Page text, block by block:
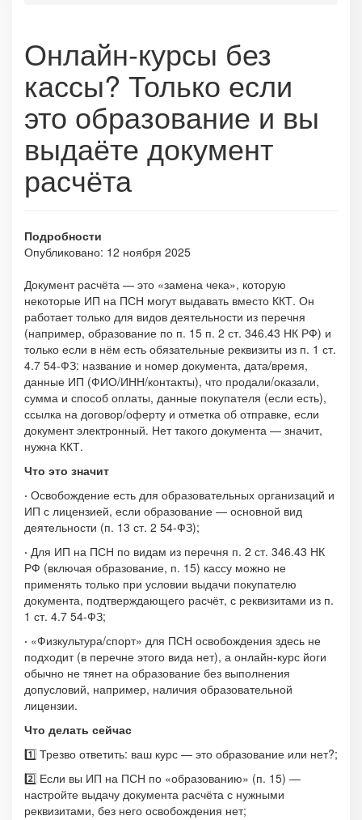
Онлайн-курсы без
кассы? Только если
это образование и вы
выдаёте документ
расчёта
Подробности
Опубликовано: 12 ноября 2025
Документ расчёта — это «замена чека», которую
некоторые ИП на ПСН могут выдавать вместо ККТ. Он
работает только для видов деятельности из перечня
(например, образование по п. 15 п. 2 ст. 346.43 НК РФ) и
только если в нём есть обязательные реквизиты из п. 1 ст.
4.7 54-ФЗ: название и номер документа, дата/время,
данные ИП (ФИО/ИНН/контакты), что продали/оказали,
сумма и способ оплаты, данные покупателя (если есть),
ссылка на договор/оферту и отметка об отправке, если
документ электронный. Нет такого документа — значит,
нужна ККТ.
Что это значит
· Освобождение есть для образовательных организаций и
ИП с лицензией, если образование — основной вид
деятельности (п. 13 ст. 2 54-ФЗ);
· Для ИП на ПСН по видам из перечня п. 2 ст. 346.43 НК
РФ (включая образование, п. 15) кассу можно не
применять только при условии выдачи покупателю
документа, подтверждающего расчёт, с реквизитами из п.
1 ст. 4.7 54-ФЗ;
· «Физкультура/спорт» для ПСН освобождения здесь не
подходит (в перечне этого вида нет), а онлайн-курс йоги
обычно не тянет на образование без выполнения
допусловий, например, наличия образовательной
лицензии.
Что делать сейчас
1️⃣ Трезво ответить: ваш курс — это образование или нет?;
2️⃣ Если вы ИП на ПСН по «образованию» (п. 15) —
настройте выдачу документа расчёта с нужными
реквизитами, без него освобождения нет;